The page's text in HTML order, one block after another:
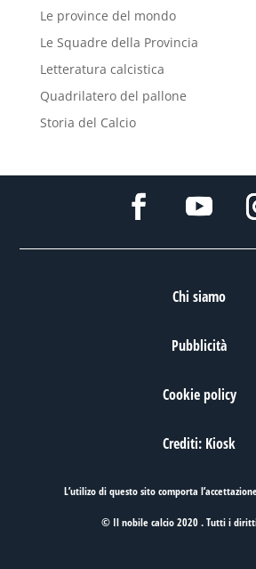
Le province del mondo
Le Squadre della Provincia
Letteratura calcistica
Quadrilatero del pallone
Storia del Calcio
Chi siamo
Pubblicità
Cookie policy
Crediti: Kiosk
L’utilizo di questo sito comporta
© Il nobile calcio 2020 . Tutti i